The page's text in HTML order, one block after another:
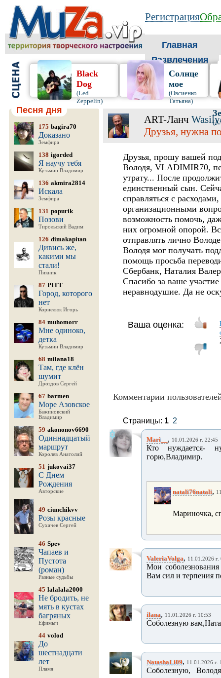
Регистрация
Главная
Развлечения
Black
Dog
(Led
Zeppelin)
Солнце
мое
(Овсиенко
Татьяна)
Песня дня
175 bagira70
Доказано
Земфира
138 igorded
Я научу тебя
Кузьмин Владимир
136 akmira2814
Искала
Земфира
131 popurik
Позови
Тирольский Вадим
126 dimakapitan
Дивись же,
какими мы
стали!
Пикник
87 PITT
Город, которого
нет
Корнелюк Игорь
84 muhomorr
Мне одиноко,
детка
Кузьмин Владимир
68 milana18
Там, где клён
шумит
Дроздов Сергей
67 barmen
Море Азовское
Бажиновский
Владимир
59 akononov6690
Одиннадцатый
маршрут
Королев Анатолий
51 jukovai37
С Днем
Рождения
Авторские
49 ciunchikvv
Розы красные
Сухачев Сергей
46 Spev
Чапаев и
Пустота
(роман)
Разные судьбы
45 lalalala2000
Не бродить, не
мять в кустах
багряных
Ефимыч
44 volod
До
шестнадцати
лет
Пламя
ART-Ланч
Друзья, нужна
Друзья, прошу вашей
Володя, VLADIMIR70,
утрату... После
единственный сын.
справляться с
организационными
возможность помочь,
них огромной опорой.
отправлять лично
Володя мог получать
помощь просьба
Сбербанк, Наталия
Спасибо за ваше
неравнодушие. Да не
Ваша оценка:
Комментарии
Страницы: 1 2
Mari__ , 10.01.2026 г. 22:45
Кто нуждается-
горю,Владимир.
natali76natali,
Мариночка,
ValeriaVolga, 11.01.2026 г.
Мои
Вам сил и терпения
ilana, 11.01.2026 г. 10:53
Соболезную
NatashaLi09, 11.01.2026 г.
Соболезную,